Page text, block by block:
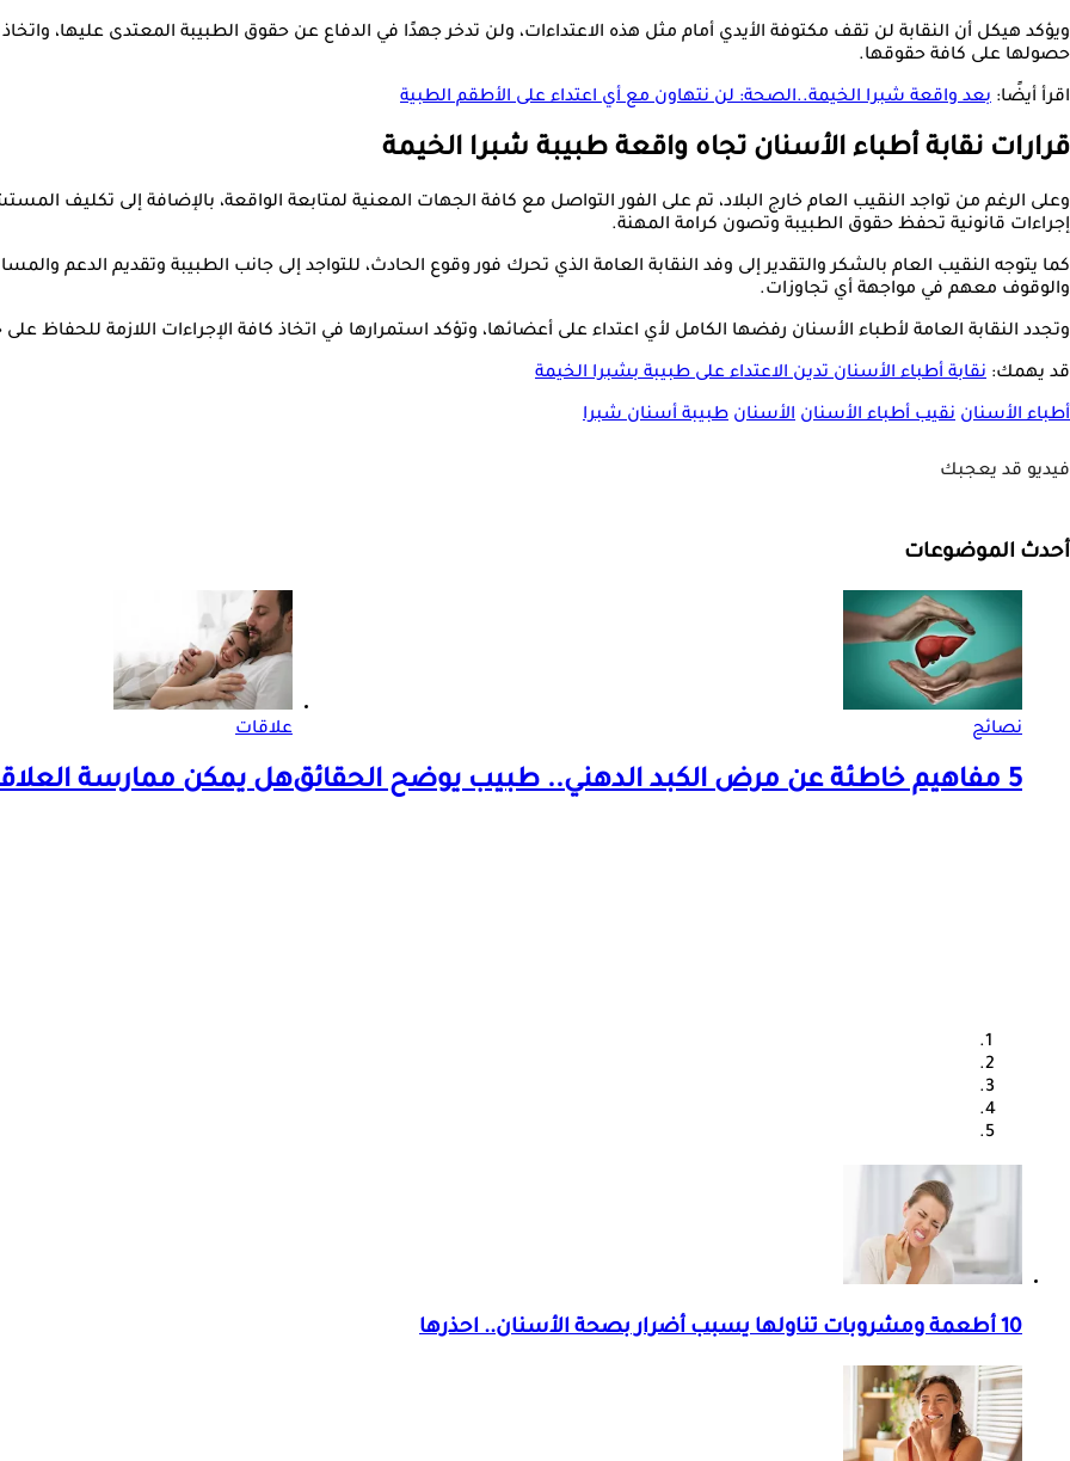
ويؤكد هيكل أن النقابة لن تقف مكتوفة الأيدي أمام مثل هذه الاعتداءات، ولن تدخر جهدًا في الدفاع عن حقوق الطبيبة المعتدى عليها، واتخاذ
حصولها على كافة حقوقها.
اقرأ أيضًا: بعد واقعة شبرا الخيمة..الصحة: لن نتهاون مع أي اعتداء على الأطقم الطبية
قرارات نقابة أطباء الأسنان تجاه واقعة طبيبة شبرا الخيمة
وعلى الرغم من تواجد النقيب العام خارج البلاد، تم على الفور التواصل مع كافة الجهات المعنية لمتابعة الواقعة، بالإضافة إلى تكليف
إجراءات قانونية تحفظ حقوق الطبيبة وتصون كرامة المهنة.
كما يتوجه النقيب العام بالشكر والتقدير إلى وفد النقابة العامة الذي تحرك فور وقوع الحادث، للتواجد إلى جانب الطبيبة وتقديم الدعم
والوقوف معهم في مواجهة أي تجاوزات.
وتجدد النقابة العامة لأطباء الأسنان رفضها الكامل لأي اعتداء على أعضائها، وتؤكد استمرارها في اتخاذ كافة الإجراءات اللازمة للحفاظ
قد يهمك: نقابة أطباء الأسنان تدين الاعتداء على طبيبة بشبرا الخيمة
أطباء الأسنان نقيب أطباء الأسنان الأسنان طبيبة أسنان شبرا
فيديو قد يعجبك
أحدث الموضوعات
نصائح
5 مفاهيم خاطئة عن مرض الكبد الدهني.. طبيب يوضح الحقائق
علاقات
هل يمكن ممارسة
10 أطعمة ومشروبات تناولها يسبب أضرار بصحة الأسنان.. احذرها